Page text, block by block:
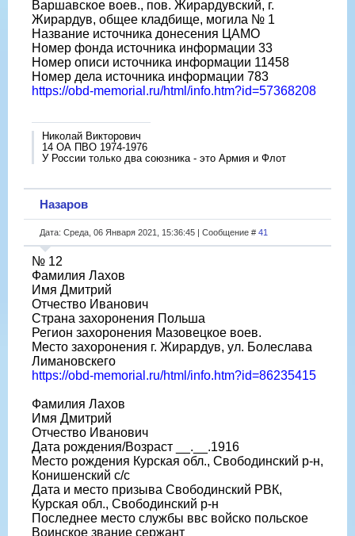
Варшавское воев., пов. Жирардувский, г.
Жирардув, общее кладбище, могила № 1
Название источника донесения ЦАМО
Номер фонда источника информации 33
Номер описи источника информации 11458
Номер дела источника информации 783
https://obd-memorial.ru/html/info.htm?id=57368208
Николай Викторович
14 ОА ПВО 1974-1976
У России только два союзника - это Армия и Флот
Назаров
Дата: Среда, 06 Января 2021, 15:36:45 | Сообщение # 41
№ 12
Фамилия Лахов
Имя Дмитрий
Отчество Иванович
Страна захоронения Польша
Регион захоронения Мазовецкое воев.
Место захоронения г. Жирардув, ул. Болеслава
Лимановскего
https://obd-memorial.ru/html/info.htm?id=86235415
Фамилия Лахов
Имя Дмитрий
Отчество Иванович
Дата рождения/Возраст __.__.1916
Место рождения Курская обл., Свободинский р-н,
Конишенский с/с
Дата и место призыва Свободинский РВК,
Курская обл., Свободинский р-н
Последнее место службы ввс войско польское
Воинское звание сержант